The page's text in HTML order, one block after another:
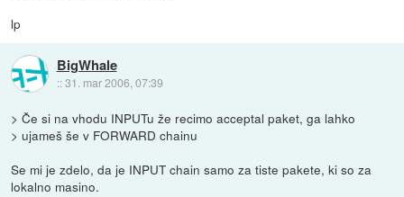
lp
BigWhale
::31. mar 2006, 07:39
> Če si na vhodu INPUTu že recimo acceptal paket, ga lahko
> ujameš še v FORWARD chainu
Se mi je zdelo, da je INPUT chain samo za tiste pakete, ki so za
lokalno masino.